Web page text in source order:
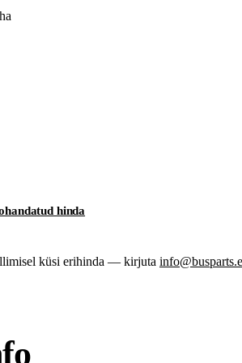
hinda
küsi erihinda — kirjuta